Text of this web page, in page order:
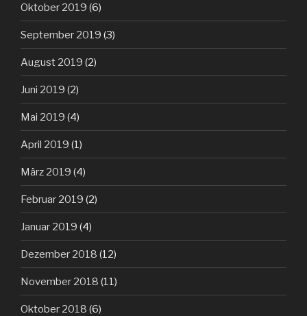
Oktober 2019 (6)
September 2019 (3)
August 2019 (2)
Juni 2019 (2)
Mai 2019 (4)
April 2019 (1)
März 2019 (4)
Februar 2019 (2)
Januar 2019 (4)
Dezember 2018 (12)
November 2018 (11)
Oktober 2018 (6)